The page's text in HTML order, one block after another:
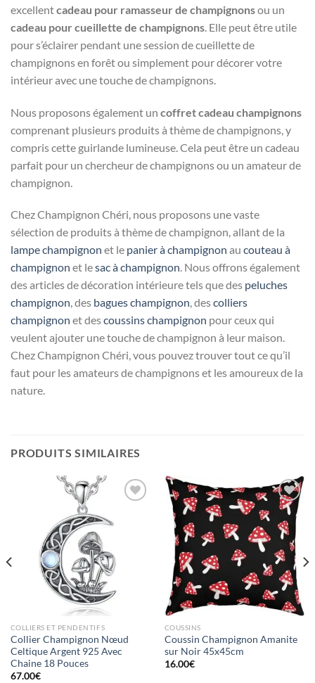
excellentcadeau pour ramasseur de champignonsou un
cadeau pour cueillette de champignons . Elle peut être utile
pour s’éclairer pendant une session de cueillette de
champignons en forêt ou simplement pour décorer votre
intérieur avec une touche de champignons.
Nous proposons également un coffret cadeau champignons
comprenant plusieurs produits à thème de champignons, y
compris cette guirlande lumineuse. Cela peut être un cadeau
parfait pour un chercheur de champignons ou un amateur de
champignon.
Chez Champignon Chéri, nous proposons une vaste
sélection de produits à thème de champignon, allant de la
lampe champignon et le panier à champignon au couteau à
champignon et lesac à champignon. Nous offrons également
des articles de décoration intérieure tels que des peluches
champignon, des bagues champignon, descolliers
champignon et descoussins champignon pour ceux qui
veulent ajouter une touche de champignon à leur maison.
Chez Champignon Chéri, vous pouvez trouver tout ce qu’il
faut pour les amateurs de champignons et les amoureux de la
nature.
PRODUITS SIMILAIRES
d’envies
COLLIERS ET PENDENTIFS
Collier Champignon Nœud
Celtique Argent 925 Avec
Chaine 18 Pouces
67.00€
Ajouter
à la liste
d’envies
COUSSINS
Coussin Champignon Amanite
sur Noir 45x45cm
16.00€